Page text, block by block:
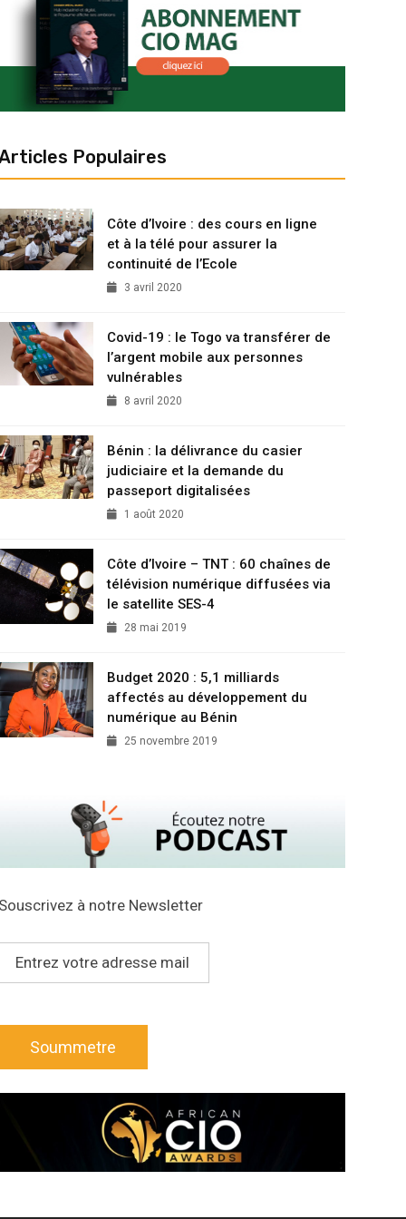
Populaires
Côte d’Ivoire : des cours en ligne
et à la télé pour assurer la
continuité de l’Ecole
3 avril 2020
Covid-19 : le Togo va transférer de
l’argent mobile aux personnes
vulnérables
8 avril 2020
Bénin : la délivrance du casier
judiciaire et la demande du
passeport digitalisées
1 août 2020
Côte d’Ivoire – TNT : 60 chaînes de
télévision numérique diffusées via
le satellite SES-4
28 mai 2019
Budget 2020 : 5,1 milliards
affectés au développement du
numérique au Bénin
25 novembre 2019
à notre Newsletter